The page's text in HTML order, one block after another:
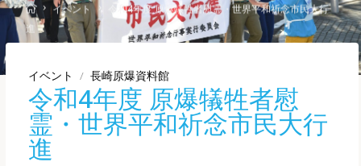
Homeイベント
令和4年度 原爆犠牲者慰霊・世界平和祈念市民大行
進
イベント / 長崎原爆資料館
令和4年度 原爆犠牲者慰
霊・世界平和祈念市民大行
進